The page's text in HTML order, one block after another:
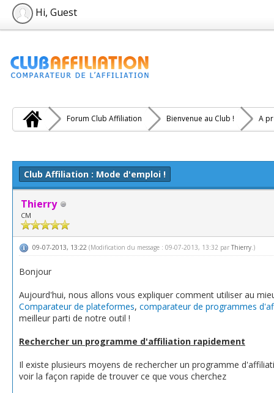
Hi, Guest
Forum Club Affiliation Bienvenue au Club ! A
Club Affiliation : Mode d'emploi !
Thierry
CM
09-07-2013, 13:22 (Modification du message : 09-07-2013, 13:32 par Thierry.)
Bonjour
Aujourd'hui, nous allons vous expliquer comment utiliser au
Comparateur de plateformes, comparateur de programmes
meilleur parti de notre outil !
Rechercher un programme d'affiliation rapidement
Il existe plusieurs moyens de rechercher un programme
voir la façon rapide de trouver ce que vous cherchez